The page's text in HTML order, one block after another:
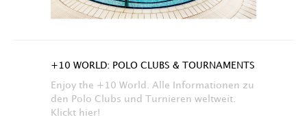
+10 WORLD: POLO CLUBS & TOURNAMENTS
Enjoy the +10 World. Alle Informationen zu
den Polo Clubs und Turnieren weltweit.
Klickt hier!